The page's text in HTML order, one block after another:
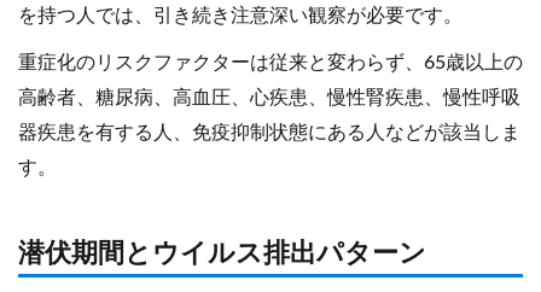
を持つ人では、引き続き注意深い観察が必要です。
重症化のリスクファクターは従来と変わらず、65歳以上の
高齢者、糖尿病、高血圧、心疾患、慢性腎疾患、慢性呼吸
器疾患を有する人、免疫抑制状態にある人などが該当しま
す。
潜伏期間とウイルス排出パターン